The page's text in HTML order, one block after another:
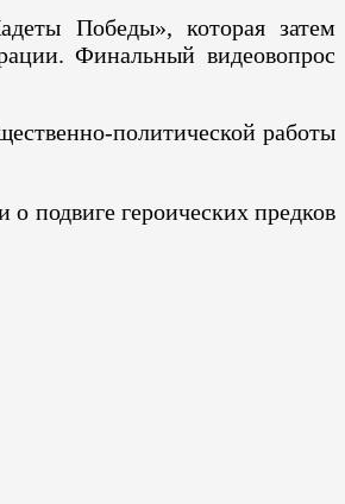
Победы», которая затем
Финальный видеовопрос
политической работы
подвиге героических предков